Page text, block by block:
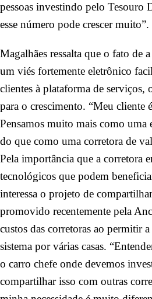
pessoas investindo pelo Tesouro
esse número pode crescer muito”.
Magalhães ressalta que o fato de
um viés fortemente eletrônico
clientes à plataforma de serviços,
para o crescimento. “Meu cliente
Pensamos muito mais como uma
do que como uma corretora de
Pela importância que a corretora
tecnológicos que podem
interessa o projeto de
promovido recentemente pela
custos das corretoras ao permitir
sistema por várias casas.
o carro chefe onde devemos
compartilhar isso com outras